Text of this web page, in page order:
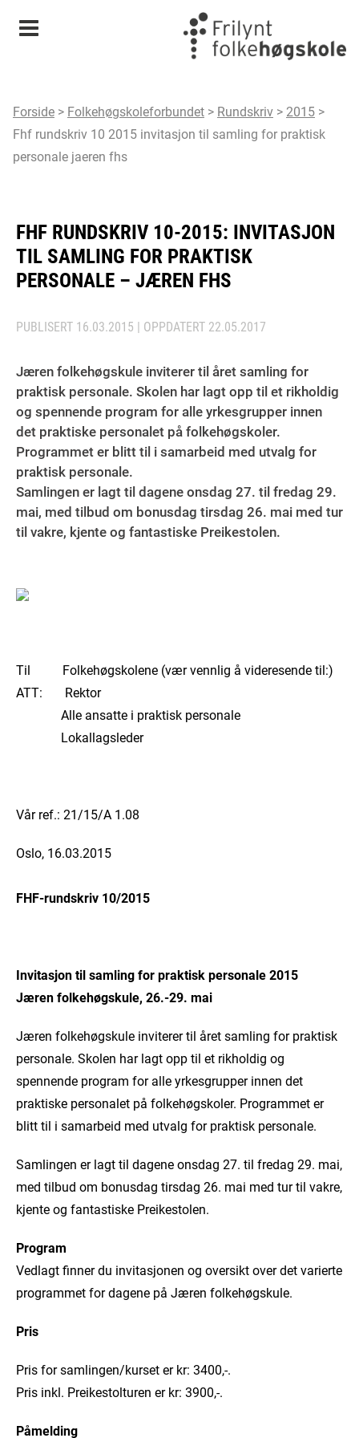
Meny
Forside > Folkehøgskoleforbundet > Rundskriv > 2015 >
Fhf rundskriv 10 2015 invitasjon til samling for praktisk
personale jaeren fhs
FHF RUNDSKRIV 10-2015: INVITASJON
TIL SAMLING FOR PRAKTISK
PERSONALE – JÆREN FHS
PUBLISERT 16.03.2015 | OPPDATERT 22.05.2017
Jæren folkehøgskule inviterer til året samling for
praktisk personale. Skolen har lagt opp til et rikholdig
og spennende program for alle yrkesgrupper innen
det praktiske personalet på folkehøgskoler.
Programmet er blitt til i samarbeid med utvalg for
praktisk personale.
Samlingen er lagt til dagene onsdag 27. til fredag 29.
mai, med tilbud om bonusdag tirsdag 26. mai med tur
til vakre, kjente og fantastiske Preikestolen.
Til Folkehøgskolene (vær vennlig å videresende til:)
ATT: Rektor
Alle ansatte i praktisk personale
Lokallagsleder
Vår ref.: 21/15/A 1.08
Oslo, 16.03.2015
FHF-rundskriv 10/2015
Invitasjon til samling for praktisk personale 2015
Jæren folkehøgskule, 26.-29. mai
Jæren folkehøgskule inviterer til året samling for praktisk
personale. Skolen har lagt opp til et rikholdig og
spennende program for alle yrkesgrupper innen det
praktiske personalet på folkehøgskoler. Programmet er
blitt til i samarbeid med utvalg for praktisk personale.
Samlingen er lagt til dagene onsdag 27. til fredag 29. mai,
med tilbud om bonusdag tirsdag 26. mai med tur til vakre,
kjente og fantastiske Preikestolen.
Program
Vedlagt finner du invitasjonen og oversikt over det varierte
programmet for dagene på Jæren folkehøgskule.
Pris
Pris for samlingen/kurset er kr: 3400,-.
Pris inkl. Preikestolturen er kr: 3900,-.
Påmelding